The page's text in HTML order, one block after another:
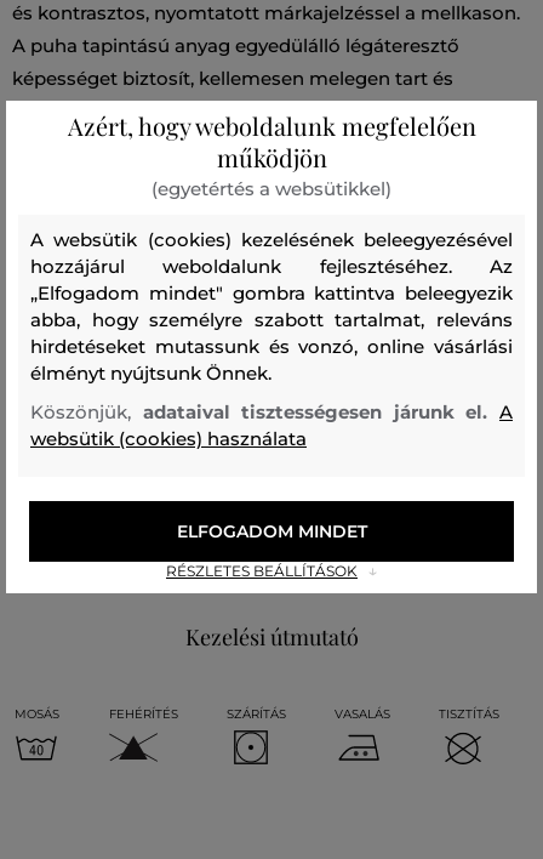
és kontrasztos, nyomtatott márkajelzéssel a mellkason.
A puha tapintású anyag egyedülálló légáteresztő
képességet biztosít, kellemesen melegen tart és
rendkívül kényelmes érzést garantál viselés közben. A
kiváló minőségű, prémium pamutszálból készült jersey
sokáig megőrzi eredeti alakját és színét. Praktikus darab,
stílusnak.
Szabás/TípusRELAXED Szezon: PS24
Termék kódja
906890-723-GB-94
Összetétel
Kezelési útmutató
MOSÁS FEHÉRÍTÉS SZÁRÍTÁS VASALÁS TISZTÍTÁS
Azért, hogy weboldalunk megfelelően
működjön
(egyetértés a websütikkel)
A websütik (cookies) kezelésének beleegyezésével
hozzájárul weboldalunk fejlesztéséhez. Az
„Elfogadom mindet" gombra kattintva beleegyezik
abba, hogy személyre szabott tartalmat, releváns
hirdetéseket mutassunk és vonzó, online vásárlási
élményt nyújtsunk Önnek.
Köszönjük, adataival tisztességesen járunk el.A
websütik (cookies) használata
RÉSZLETES BEÁLLÍTÁSOK
ELFOGADOM MINDET